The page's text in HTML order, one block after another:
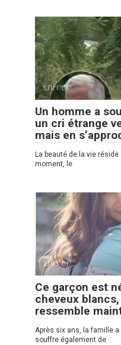
ԼՈՒՐԵՐ
Un homme a
un cri étrange
mais en
La beauté de la vie
moment, le
ԼՈՒՐԵՐ
Ce garçon est
cheveux
ressemble
Après six ans, la famille
souffre également de